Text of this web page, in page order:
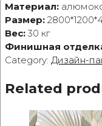
Материал:
Размер:
Вес: 30 кг
Финишная
Category: Дизайн-
Related